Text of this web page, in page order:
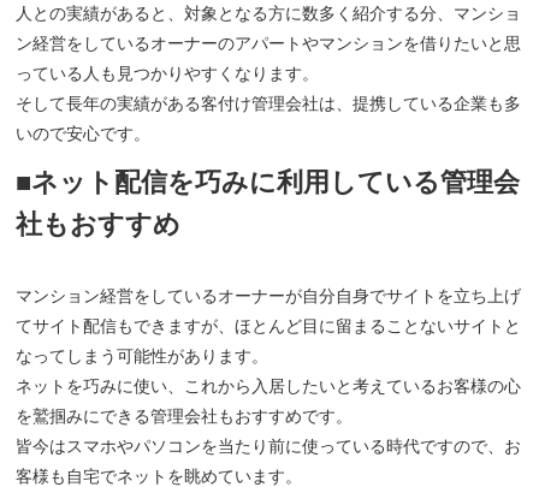
人との実績があると、対象となる方に数多く紹介する分、マンショ
ン経営をしているオーナーのアパートやマンションを借りたいと思
っている人も見つかりやすくなります。
そして長年の実績がある客付け管理会社は、提携している企業も多
いので安心です。
■ネット配信を巧みに利用している管理会
社もおすすめ
マンション経営をしているオーナーが自分自身でサイトを立ち上げ
てサイト配信もできますが、ほとんど目に留まることないサイトと
なってしまう可能性があります。
ネットを巧みに使い、これから入居したいと考えているお客様の心
を鷲掴みにできる管理会社もおすすめです。
皆今はスマホやパソコンを当たり前に使っている時代ですので、お
客様も自宅でネットを眺めています。